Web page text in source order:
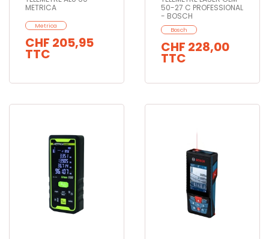
METRICA
Metrica
CHF 205,95
TTC
50-27 C PROFESSIONAL
- BOSCH
Bosch
CHF 228,00
TTC